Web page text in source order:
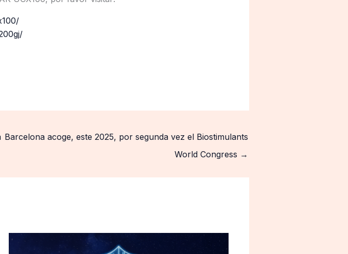
Barcelona acoge, este 2025, por segunda vez el Biostimulants
World Congress →